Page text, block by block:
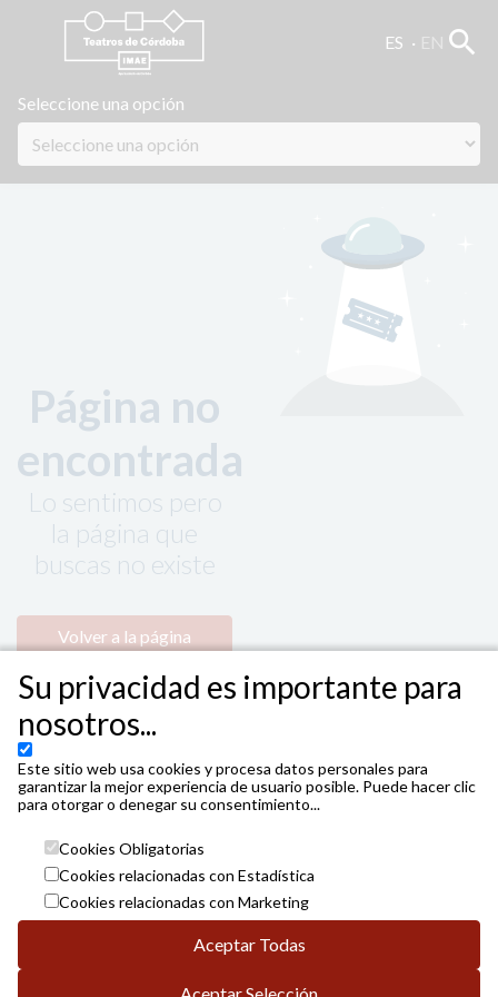
ES search
Seleccione una opción
Página no
encontrada
Lo sentimos pero
la página que
buscas no existe
Volver a la página
Su privacidad es importante para
nosotros...
Este sitio web usa cookies y procesa datos personales para
garantizar la mejor experiencia de usuario posible. Puede hacer clic
para otorgar o denegar su consentimiento...
Cookies Obligatorias
Cookies relacionadas con Estadística
Cookies relacionadas con Marketing
Aceptar Todas